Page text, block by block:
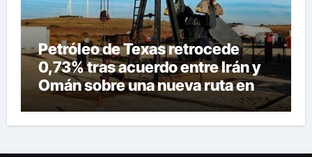
Petróleo de Texas retrocede
0,73% tras acuerdo entre Irán y
Omán sobre una nueva ruta en
Ormuz